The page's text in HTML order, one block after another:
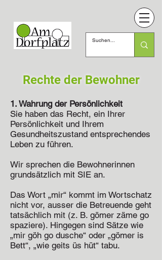
Rechte der Bewohner
1. Wahrung der Persönlichkeit
Sie haben das Recht, ein Ihrer
Persönlichkeit und Ihrem
Gesundheitszustand entsprechendes
Leben zu führen.
Wir sprechen die Bewohnerinnen
grundsätzlich mit SIE an.
Das Wort „mir“ kommt im Wortschatz
nicht vor, ausser die Betreuende geht
tatsächlich mit (z. B. gömer zäme go
spaziere). Hingegen sind Sätze wie
„mir göh go dusche“ oder „gömer is
Bett“, „wie geits üs hüt“ tabu.